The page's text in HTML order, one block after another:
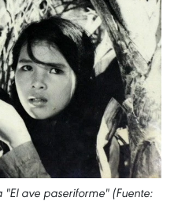
ave paseriforme" (Fuente: